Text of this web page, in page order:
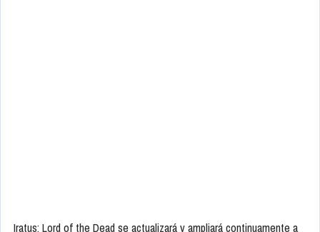
Iratus: Lord of the Dead se actualizará y ampliará continuamente a